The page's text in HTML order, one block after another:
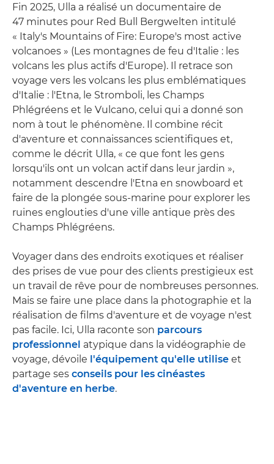
Fin 2025, Ulla a réalisé un documentaire de
47 minutes pour Red Bull Bergwelten intitulé
« Italy's Mountains of Fire: Europe's most active
volcanoes » (Les montagnes de feu d'Italie : les
volcans les plus actifs d'Europe). Il retrace son
voyage vers les volcans les plus emblématiques
d'Italie : l'Etna, le Stromboli, les Champs
Phlégréens et le Vulcano, celui qui a donné son
nom à tout le phénomène. Il combine récit
d'aventure et connaissances scientifiques et,
comme le décrit Ulla, « ce que font les gens
lorsqu'ils ont un volcan actif dans leur jardin »,
notamment descendre l'Etna en snowboard et
faire de la plongée sous-marine pour explorer les
ruines englouties d'une ville antique près des
Champs Phlégréens.
Voyager dans des endroits exotiques et réaliser
des prises de vue pour des clients prestigieux est
un travail de rêve pour de nombreuses personnes.
Mais se faire une place dans la photographie et la
réalisation de films d'aventure et de voyage n'est
pas facile. Ici, Ulla raconte son parcours
professionnel atypique dans la vidéographie de
voyage, dévoile l'équipement qu'elle utilise et
partage ses conseils pour les cinéastes
d'aventure en herbe.